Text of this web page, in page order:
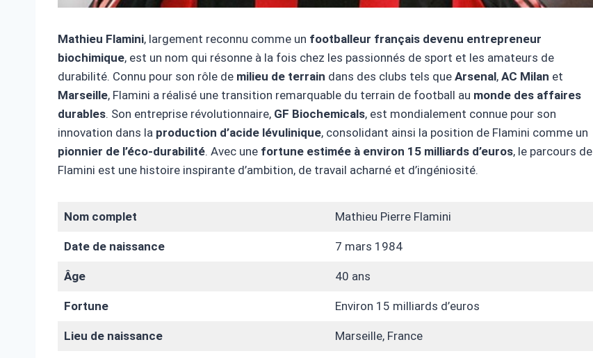
Mathieu Flamini, largement reconnu comme un footballeur français devenu entrepreneur
biochimique, est un nom qui résonne à la fois chez les passionnés de sport et les amateurs de
durabilité. Connu pour son rôle de milieu de terrain dans des clubs tels que Arsenal, AC Milan et
Marseille, Flamini a réalisé une transition remarquable du terrain de football au monde des affaires
durables. Son entreprise révolutionnaire, GF Biochemicals, est mondialement connue pour son
innovation dans la production d’acide lévulinique, consolidant ainsi la position de Flamini comme un
pionnier de l’éco-durabilité. Avec une fortune estimée à environ 15 milliards d’euros, le parcours de
Flamini est une histoire inspirante d’ambition, de travail acharné et d’ingéniosité.
Nom complet Mathieu Pierre Flamini
Date de naissance 7 mars 1984
Âge 40 ans
Fortune Environ 15 milliards d’euros
Lieu de naissance Marseille, France